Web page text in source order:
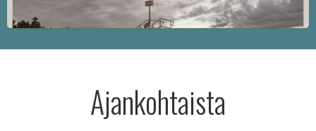
Ajankohtaista